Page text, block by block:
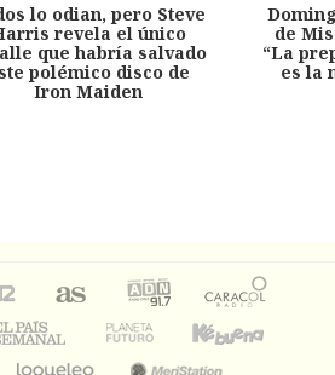
lo odian, pero Steve
revela el único
que habría salvado
polémico disco de
Iron Maiden
de
“La
es la